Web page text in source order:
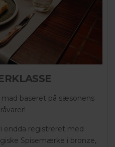
baseret på sæsonens
endda registreret med
Spisemærke i bronze,